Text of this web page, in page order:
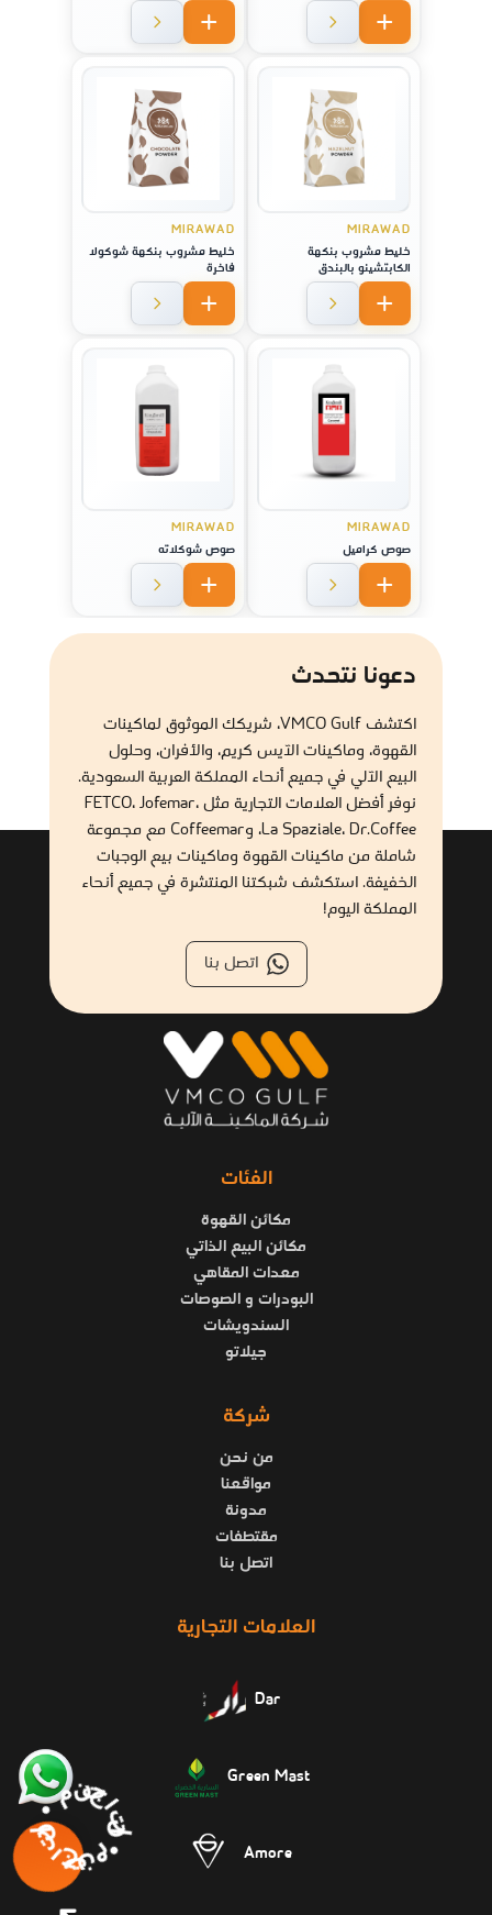
MIRAWAD
خليط مشروب بنكهة
الكابتشينو بالبندق
MIRAWAD
خليط مشروب بنكهة شوكولا
فاخرة
MIRAWAD
صوص كراميل
MIRAWAD
صوص شوكلاته
دعونا نتحدث
اكتشف VMCO Gulf، شريكك الموثوق لماكينات
القهوة، وماكينات الآيس كريم، والأفران، وحلول
البيع الآلي في جميع أنحاء المملكة العربية السعودية.
نوفر أفضل العلامات التجارية مثل FETCO، Jofemar،
La Spaziale، Dr.Coffee، وCoffeemar مع مجموعة
شاملة من ماكينات القهوة وماكينات بيع الوجبات
الخفيفة. استكشف شبكتنا المنتشرة في جميع أنحاء
المملكة اليوم!
اتصل بنا
الفئات
مكائن القهوة
مكائن البيع الذاتي
معدات المقاهي
البودرات و الصوصات
السندويشات
جيلاتو
شركة
من نحن
مواقعنا
مدونة
مقتطفات
اتصل بنا
العلامات التجارية
Dar
Green Mast
Amore منتجاتنا • منتجاتنا •